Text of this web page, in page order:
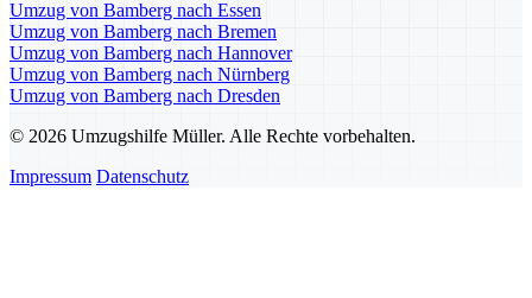
Umzug von Bamberg nach Essen
Umzug von Bamberg nach Bremen
Umzug von Bamberg nach Hannover
Umzug von Bamberg nach Nürnberg
Umzug von Bamberg nach Dresden
© 2026 Umzugshilfe Müller. Alle Rechte vorbehalten.
Impressum Datenschutz